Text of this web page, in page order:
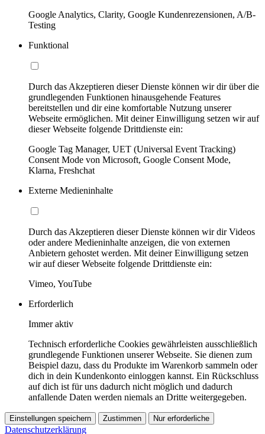
Google Analytics, Clarity, Google Kundenrezensionen, A/B-
Testing
Funktional
Durch das Akzeptieren dieser Dienste können wir dir über die
grundlegenden Funktionen hinausgehende Features
bereitstellen und dir eine komfortable Nutzung unserer
Webseite ermöglichen. Mit deiner Einwilligung setzen wir auf
dieser Webseite folgende Drittdienste ein:
Google Tag Manager, UET (Universal Event Tracking)
Consent Mode von Microsoft, Google Consent Mode,
Klarna, Freshchat
Externe Medieninhalte
Durch das Akzeptieren dieser Dienste können wir dir Videos
oder andere Medieninhalte anzeigen, die von externen
Anbietern gehostet werden. Mit deiner Einwilligung setzen
wir auf dieser Webseite folgende Drittdienste ein:
Vimeo, YouTube
Erforderlich
Immer aktiv
Technisch erforderliche Cookies gewährleisten ausschließlich
grundlegende Funktionen unserer Webseite. Sie dienen zum
Beispiel dazu, dass du Produkte im Warenkorb sammeln oder
dich in dein Kundenkonto einloggen kannst. Ein Rückschluss
auf dich ist für uns dadurch nicht möglich und dadurch
anfallende Daten werden niemals an Dritte weitergegeben.
Einstellungen speichern Zustimmen Nur erforderliche
Datenschutzerklärung